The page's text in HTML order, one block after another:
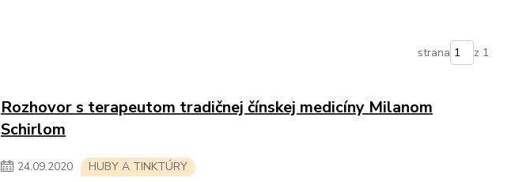
strana z 1
Rozhovor s terapeutom tradičnej čínskej medicíny Milanom
Schirlom
24.09.2020 HUBY A TINKTÚRY